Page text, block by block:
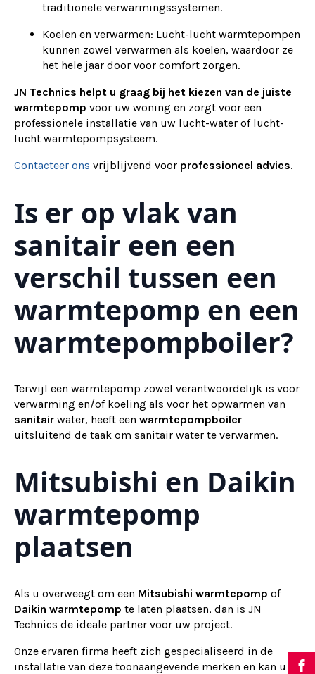
traditionele verwarmingssystemen.
Koelen en verwarmen: Lucht-lucht warmtepompen
kunnen zowel verwarmen als koelen, waardoor ze
het hele jaar door voor comfort zorgen.
JN Technics helpt u graag bij het kiezen van de juiste
warmtepomp voor uw woning en zorgt voor een
professionele installatie van uw lucht-water of lucht-
lucht warmtepompsysteem.
Contacteer ons vrijblijvend voor professioneel advies.
Is er op vlak van
sanitair een een
verschil tussen een
warmtepomp en een
warmtepompboiler?
Terwijl een warmtepomp zowel verantwoordelijk is voor
verwarming en/of koeling als voor het opwarmen van
sanitair water, heeft een warmtepompboiler
uitsluitend de taak om sanitair water te verwarmen.
Mitsubishi en Daikin
warmtepomp
plaatsen
Als u overweegt om een Mitsubishi warmtepomp of
Daikin warmtepomp te laten plaatsen, dan is JN
Technics de ideale partner voor uw project.
Onze ervaren firma heeft zich gespecialiseerd in de
installatie van deze toonaangevende merken en kan u